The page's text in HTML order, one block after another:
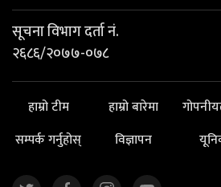
सूचना विभाग दर्ता नं.
२६८६/२०७७-०७८
हाम्रो टीम हाम्रो बारेमा
सम्पर्क गर्नुहोस्
विज्ञापन